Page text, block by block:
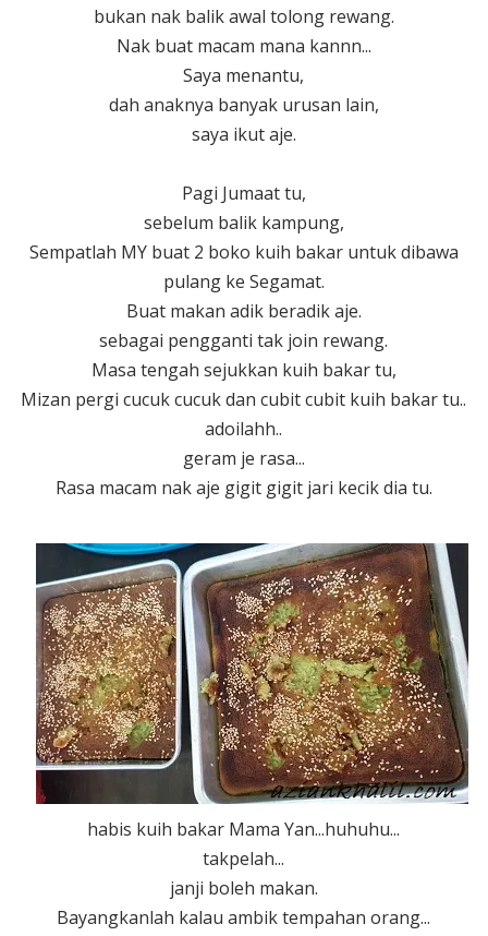
bukan nak balik awal tolong rewang.
Nak buat macam mana kannn...
Saya menantu,
dah anaknya banyak urusan lain,
saya ikut aje.
Pagi Jumaat tu,
sebelum balik kampung,
Sempatlah MY buat 2 boko kuih bakar untuk dibawa
pulang ke Segamat.
Buat makan adik beradik aje.
sebagai pengganti tak join rewang.
Masa tengah sejukkan kuih bakar tu,
Mizan pergi cucuk cucuk dan cubit cubit kuih bakar tu..
adoilahh..
geram je rasa...
Rasa macam nak aje gigit gigit jari kecik dia tu.
habis kuih bakar Mama Yan...huhuhu...
takpelah...
janji boleh makan.
Bayangkanlah kalau ambik tempahan orang...